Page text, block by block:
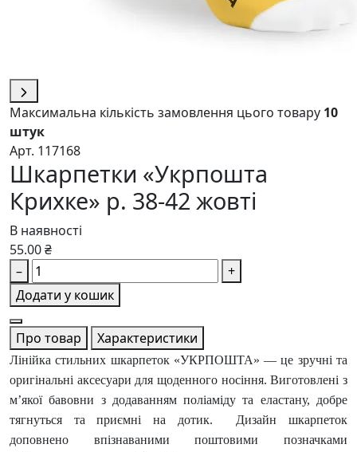
Максимальна кількість замовлення цього товару 10
штук
Арт. 117168
Шкарпетки «Укрпошта
Крихке» р. 38-42 жовті
В наявності
55.00 ₴
–
+
Додати у кошик
Про товар Характеристики
Лінійка стильних шкарпеток «УКРПОШТА» — це зручні та
оригінальні аксесуари для щоденного носіння. Виготовлені з
м’якої бавовни з додаванням поліаміду та еластану, добре
тягнуться та приємні на дотик. Дизайн шкарпеток
доповнено впізнаваними поштовими позначками